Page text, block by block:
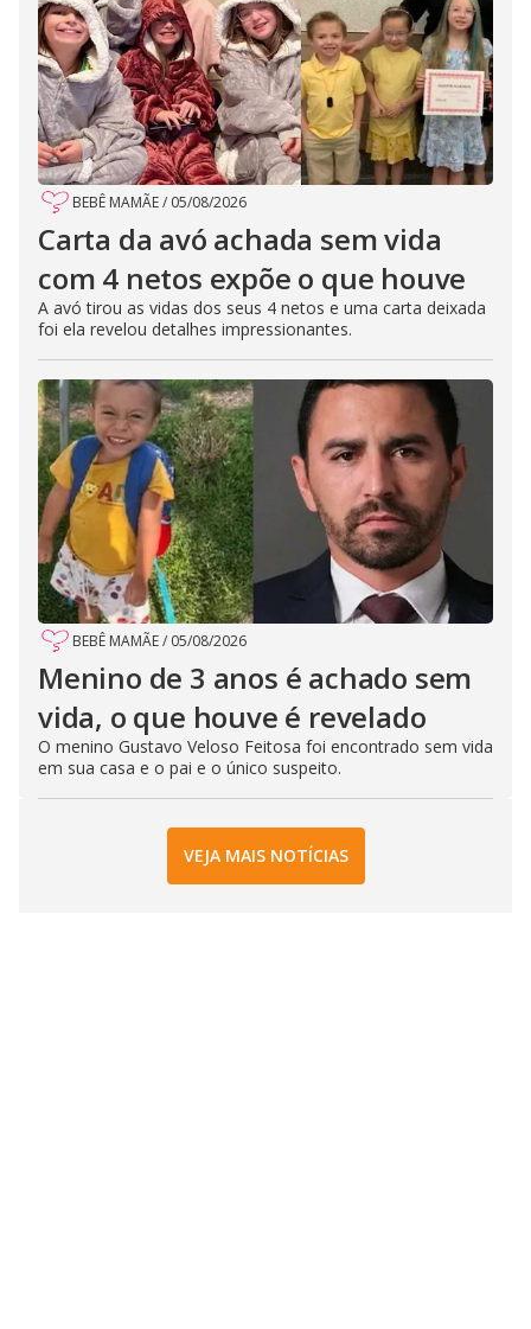
BEBÊ MAMÃE/ 05/08/2026
Carta da avó achada sem vida
com 4 netos expõe o que houve
A avó tirou as vidas dos seus 4 netos e uma carta deixada
foi ela revelou detalhes impressionantes.
BEBÊ MAMÃE/ 05/08/2026
Menino de 3 anos é achado sem
vida, o que houve é revelado
O menino Gustavo Veloso Feitosa foi encontrado sem vida
em sua casa e o pai e o único suspeito.
VEJA MAIS NOTÍCIAS